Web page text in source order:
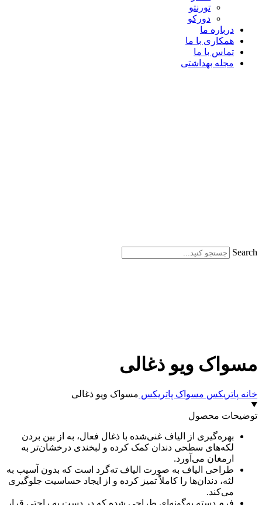
تورنتو
دورکو
درباره ما
همکاری با ما
تماس با ما
مجله بهداشتی
Search
مسواک ویو ذغالی
خانه پاتریکس مسواک پاتریکس مسواک ویو ذغالی
توضیحات محصول
بهره‌گیری از الیاف غنی‌شده با ذغال فعال، به از بین بردن
لکه‌های سطحی دندان کمک کرده و لبخندی درخشان‌تر به
ارمغان می‌آورد.
طراحی الیاف به صورت الیاف ته‌گرد است که بدون آسیب به
لثه، دندان‌ها را کاملاً تمیز کرده و از ایجاد حساسیت جلوگیری
می‌کند.
فرم دسته به‌گونه‌ای طراحی شده که در دست به راحتی قرار